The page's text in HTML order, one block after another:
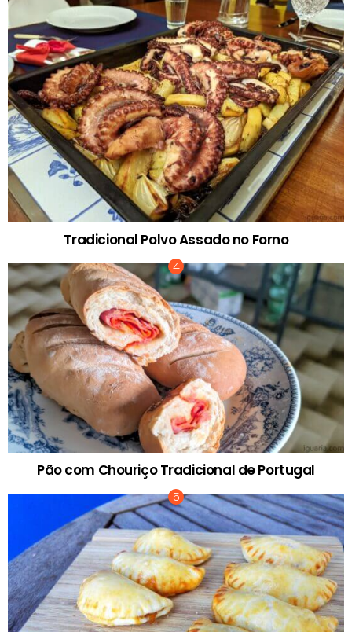
Tradicional Polvo Assado no Forno
Pão com Chouriço Tradicional de Portugal